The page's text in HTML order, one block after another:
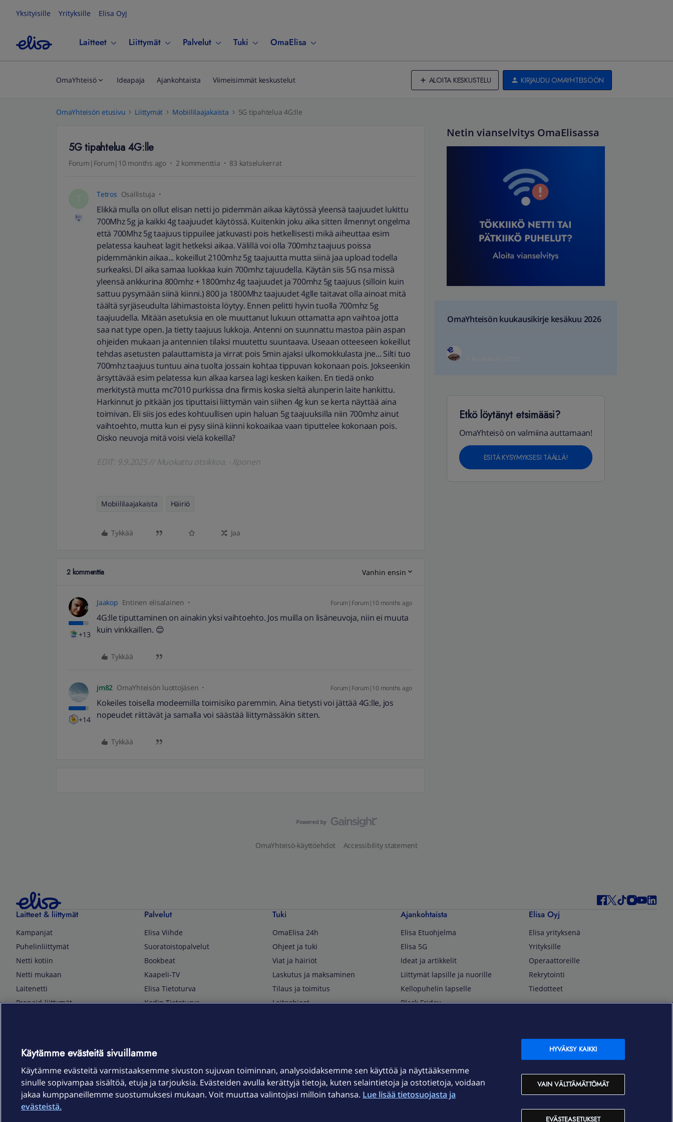
Yksityisille Yrityksille Elisa Oyj
Laitteet Liittymät Palvelut Tuki OmaElisa
OmaYhteisö Ideapaja Ajankohtaista Viimeisimmät keskustelut ALOITA KESKUSTELU KIRJAUDU OMAYHTEISÖÖN
OmaYhteisön etusivu Liittymät Mobiililaajakaista 5G tipahtelua 4G:lle
5G tipahtelua 4G:lle
Forum|Forum|10 months ago 2 kommenttia 83 katselukerrat
Tetros Osallistuja
Elikkä mulla on ollut elisan netti jo pidemmän aikaa käytössä yleensä taajuudet lukittu
700Mhz 5g ja kaikki 4g taajuudet käytössä. Kuitenkin joku aika sitten ilmennyt ongelma
että 700Mhz 5g taajuus tippuilee jatkuvasti pois hetkellisesti mikä aiheuttaa esim
pelatessa kauheat lagit hetkeksi aikaa. Välillä voi olla 700mhz taajuus poissa
pidemmänkin aikaa... kokeillut 2100mhz 5g taajuutta mutta siinä jaa upload todella
surkeaksi. Dl aika samaa luokkaa kuin 700mhz tajuudella. Käytän siis 5G nsa missä
yleensä ankkurina 800mhz + 1800mhz 4g taajuudet ja 700mhz 5g taajuus (silloin kuin
sattuu pysymään siinä kiinni.) 800 ja 1800Mhz taajuudet 4glle taitavat olla ainoat mitä
täältä syrjäseudulta lähimastoista löytyy. Ennen pelitti hyvin tuolla 700mhz 5g
taajuudella. Mitään asetuksia en ole muuttanut lukuun ottamatta apn vaihtoa jotta
saa nat type open. Ja tietty taajuus lukkoja. Antenni on suunnattu mastoa päin aspan
ohjeiden mukaan ja antennien tilaksi muutettu suuntaava. Useaan otteeseen kokeillut
tehdas asetusten palauttamista ja virrat pois 5min ajaksi ulkomokkulasta jne... Silti tuo
700mhz taajuus tuntuu aina tuolta jossain kohtaa tippuvan kokonaan pois. Jokseenkin
ärsyttävää esim pelatessa kun alkaa karsea lagi kesken kaiken. En tiedä onko
merkitystä mutta mc7010 purkissa dna firmis koska sieltä alunperin laite hankittu.
Harkinnut jo pitkään jos tiputtaisi liittymän vain siihen 4g kun se kerta näyttää aina
toimivan. Eli siis jos edes kohtuullisen upin haluan 5g taajuuksilla niin 700mhz ainut
vaihtoehto, mutta kun ei pysy siinä kiinni kokoaikaa vaan tiputtelee kokonaan pois.
Oisko neuvoja mitä voisi vielä kokeilla?
EDIT: 9.9.2025 // Muokattu otsikkoa. - Ilponen
Mobiililaajakaista Häiriö
Tykkää Jaa
2 kommenttia Vanhin ensin
+13
Jaakop Entinen elisalainen Forum|Forum|10 months ago
4G:lle tiputtaminen on ainakin yksi vaihtoehto. Jos muilla on lisäneuvoja, niin ei muuta
kuin vinkkaillen. 😊
Tykkää
+14
jm82 OmaYhteisön luottojäsen Forum|Forum|10 months ago
Kokeiles toisella modeemilla toimisiko paremmin. Aina tietysti voi jättää 4G:lle, jos
nopeudet riittävät ja samalla voi säästää liittymässäkin sitten.
Tykkää
Netin vianselvitys OmaElisassa
OmaYhteisön kuukausikirje kesäkuu 2026
Etkö löytänyt etsimääsi?
OmaYhteisö on valmiina auttamaan!
ESITÄ KYSYMYKSESI TÄÄLLÄ!
OmaYhteisö-käyttöehdot Accessibility statement
Laitteet & liittymät
Kampanjat
Puhelinliittymät
Netti kotiin
Netti mukaan
Laitenetti
Prepaid-liittymät
TV & audio
Kodinkoneet
Kamerat ja dronet
Kellot ja rannekkeet
Palvelut
Elisa Viihde
Suoratoistopalvelut
Bookbeat
Kaapeli-TV
Elisa Tietoturva
Kodin Tietoturva
Elisa Kotiverkko
Elisa Pilvilinna
Elisa Laiteturva
Elisa Rinnakkaisliittymät
Tuki
OmaElisa 24h
Ohjeet ja tuki
Viat ja häiriöt
Laskutus ja maksaminen
Tilaus ja toimitus
Laiteohjeet
Kuuluvuuskartta
Asiakastiedotteet
OmaElisa-sovellus
Ajankohtaista
Elisa Etuohjelma
Elisa 5G
Ideat ja artikkelit
Liittymät lapsille ja nuorille
Kellopuhelin lapselle
Black Friday
Elisa Oyj
Elisa yrityksenä
Yrityksille
Operaattoreille
Rekrytointi
Tiedotteet
OmaElisa Self Service
Moving to Finland
Elisa Corporation
Kundtjänst
Käytämme evästeitä sivuillamme
Käytämme evästeitä varmistaaksemme sivuston sujuvan toiminnan, analysoidaksemme sen käyttöä ja näyttääksemme
sinulle sopivampaa sisältöä, etuja ja tarjouksia. Evästeiden avulla kerättyjä tietoja, kuten selaintietoja ja ostotietoja, voidaan
jakaa kumppaneillemme suostumuksesi mukaan. Voit muuttaa valintojasi milloin tahansa. Lue lisää tietosuojasta ja
evästeistä.
EVÄSTEASETUKSET
VAIN VÄLTTÄMÄTTÖMÄT
HYVÄKSY KAIKKI